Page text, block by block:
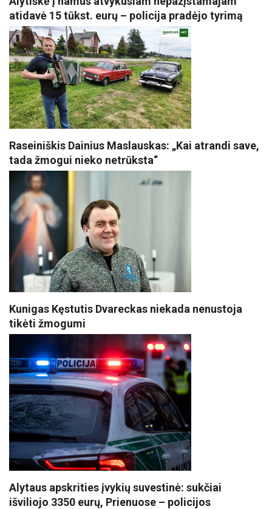
atidavė 15 tūkst. eurų – policija pradėjo tyrimą
Raseiniškis Dainius Maslauskas: „Kai atrandi save,
tada žmogui nieko netrūksta“
Kunigas Kęstutis Dvareckas niekada nenustoja
tikėti žmogumi
Alytaus apskrities įvykių suvestinė: sukčiai
išviliojo 3350 eurų, Prienuose – policijos